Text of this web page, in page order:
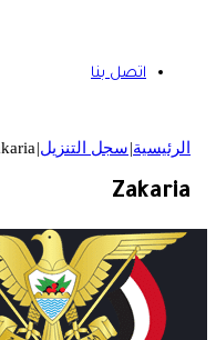
اتصل بنا
الرئيسية|سجل التنزيل|
Zakaria